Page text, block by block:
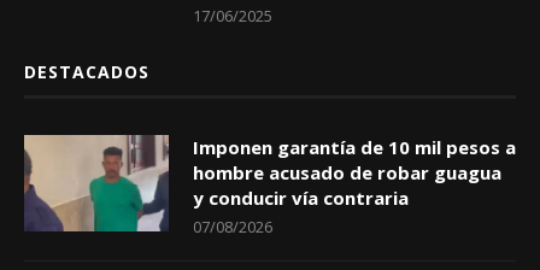
17/06/2025
DESTACADOS
Imponen garantía de 10 mil pesos a
hombre acusado de robar guagua
y conducir vía contraria
07/08/2026